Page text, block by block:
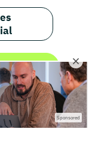
Sponsored